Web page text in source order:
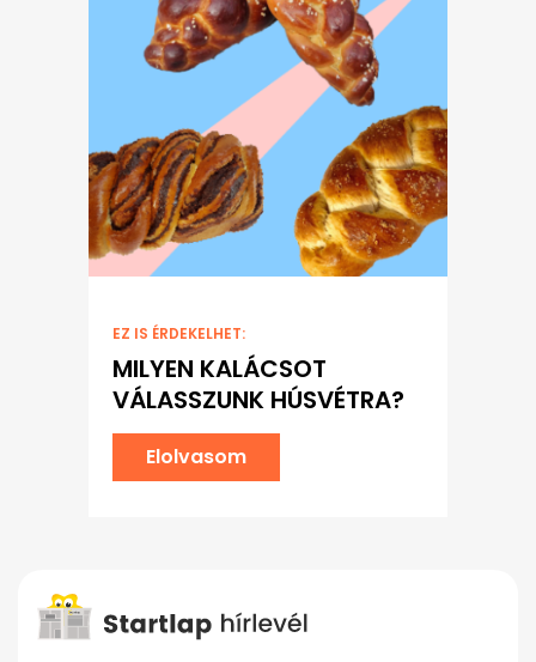
EZ IS ÉRDEKELHET:
MILYEN KALÁCSOT
VÁLASSZUNK HÚSVÉTRA?
Elolvasom